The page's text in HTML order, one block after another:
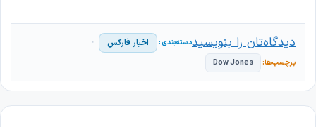
اخبار فارکس
Dow Jones
دیدگاه‌تان را بنویسید